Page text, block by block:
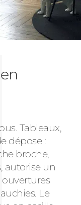
Tableaux,
dépose :
broche,
autorise un
Le